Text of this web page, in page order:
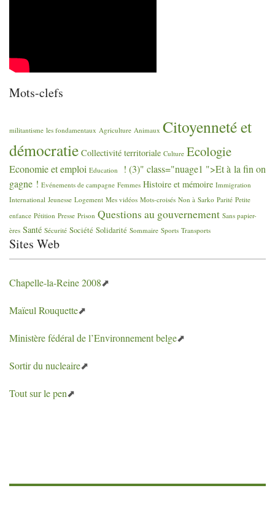
Mots-clefs
militantisme les fondamentaux Agriculture Animaux Citoyenneté et
démocratie Collectivité territoriale Culture Ecologie
Economie et emploi Education
! (3)" class="nuage1 ">Et à la fin on
gagne ! Evénements de campagne Femmes Histoire et mémoire Immigration
International Jeunesse Logement Mes vidéos Mots-croisés Non à Sarko Parité Petite
enfance Pétition Presse Prison Questions au gouvernement Sans papier-
ères Santé Sécurité Société Solidarité Sommaire Sports Transports
Sites Web
Chapelle-la-Reine 2008
Maïeul Rouquette
Ministère fédéral de l’Environnement belge
Sortir du nucleaire
Tout sur le pen